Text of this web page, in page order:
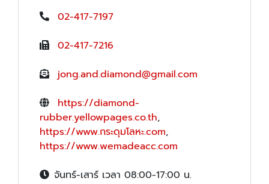
02-417-7197
02-417-7216
jong.and.diamond@gmail.com
https://diamond-
rubber.yellowpages.co.th,
https://www.กระดุมโลหะ.com,
https://www.wemadeacc.com
จันทร์-เสาร์ เวลา 08:00-17:00 น.